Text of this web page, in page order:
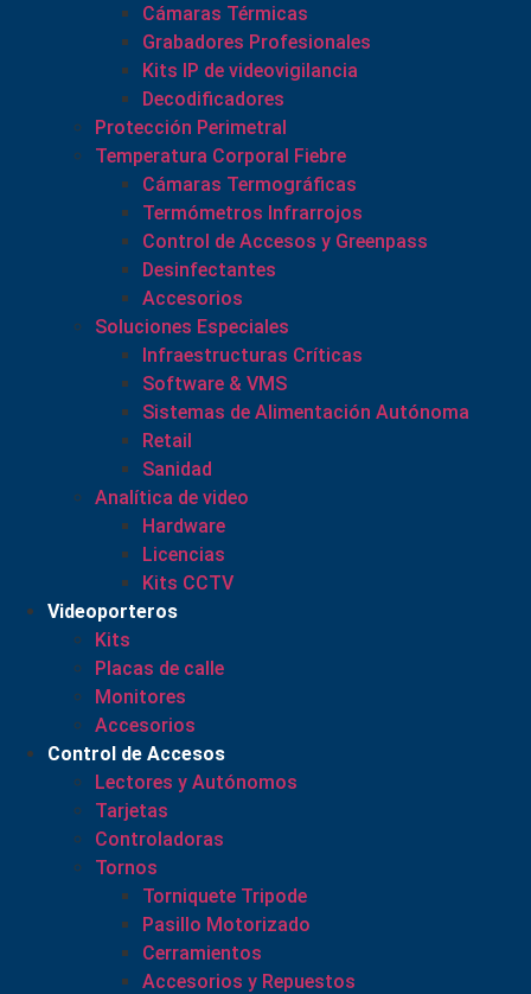
Cámaras Térmicas
Grabadores Profesionales
Kits IP de videovigilancia
Decodificadores
Protección Perimetral
Temperatura Corporal Fiebre
Cámaras Termográficas
Termómetros Infrarrojos
Control de Accesos y Greenpass
Desinfectantes
Accesorios
Soluciones Especiales
Infraestructuras Críticas
Software & VMS
Sistemas de Alimentación Autónoma
Retail
Sanidad
Analítica de video
Hardware
Licencias
Kits CCTV
Videoporteros
Kits
Placas de calle
Monitores
Accesorios
Control de Accesos
Lectores y Autónomos
Tarjetas
Controladoras
Tornos
Torniquete Tripode
Pasillo Motorizado
Cerramientos
Accesorios y Repuestos